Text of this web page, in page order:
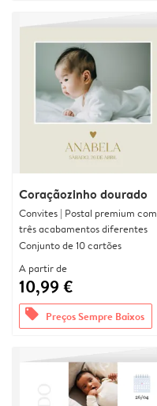
Coraçãozinho dourado
Convites | Postal premium com
três acabamentos diferentes
Conjunto de 10 cartões
A partir de
10,99 €
offers Preços Sempre Baixos